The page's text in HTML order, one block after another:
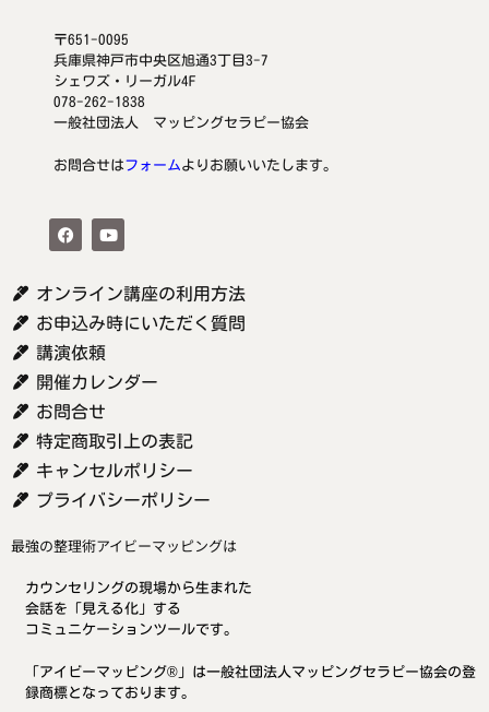
〒651-0095
兵庫県神戸市中央区旭通3丁目3-7
シェワズ・リーガル4F
078-262-1838
一般社団法人 マッピングセラピー協会
お問合せはフォームよりお願いいたします。
オンライン講座の利用方法
お申込み時にいただく質問
講演依頼
開催カレンダー
お問合せ
特定商取引上の表記
キャンセルポリシー
プライバシーポリシー
最強の整理術アイビーマッピングは
カウンセリングの現場から生まれた
会話を「見える化」する
コミュニケーションツールです。
「アイビーマッピング®」は一般社団法人マッピングセラピー協会の登
録商標となっております。